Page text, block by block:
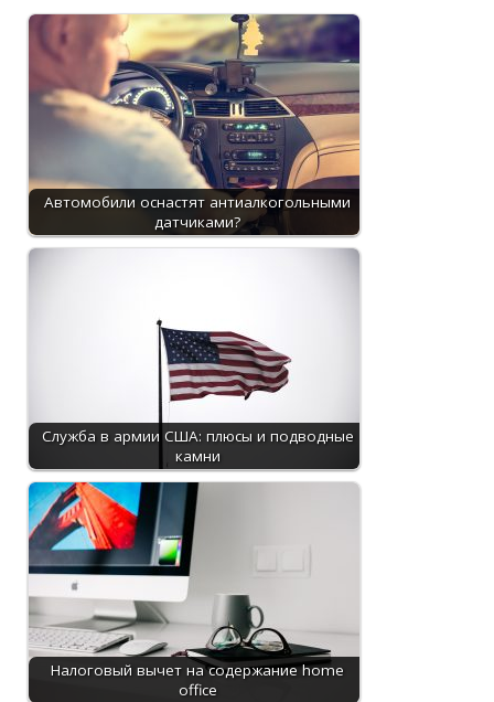
Автомобили оснастят антиалкогольными
датчиками?
Служба в армии США: плюсы и подводные
камни
Налоговый вычет на содержание home
office